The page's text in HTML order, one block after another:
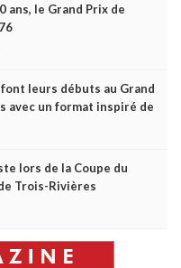
ans, le Grand Prix de
leurs débuts au Grand
avec un format inspiré de
lors de la Coupe du
Trois-Rivières